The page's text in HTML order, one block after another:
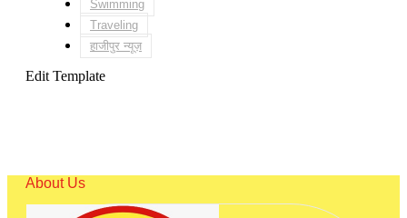
Swimming
Traveling
हाजीपुर न्यूज़
Edit Template
About Us